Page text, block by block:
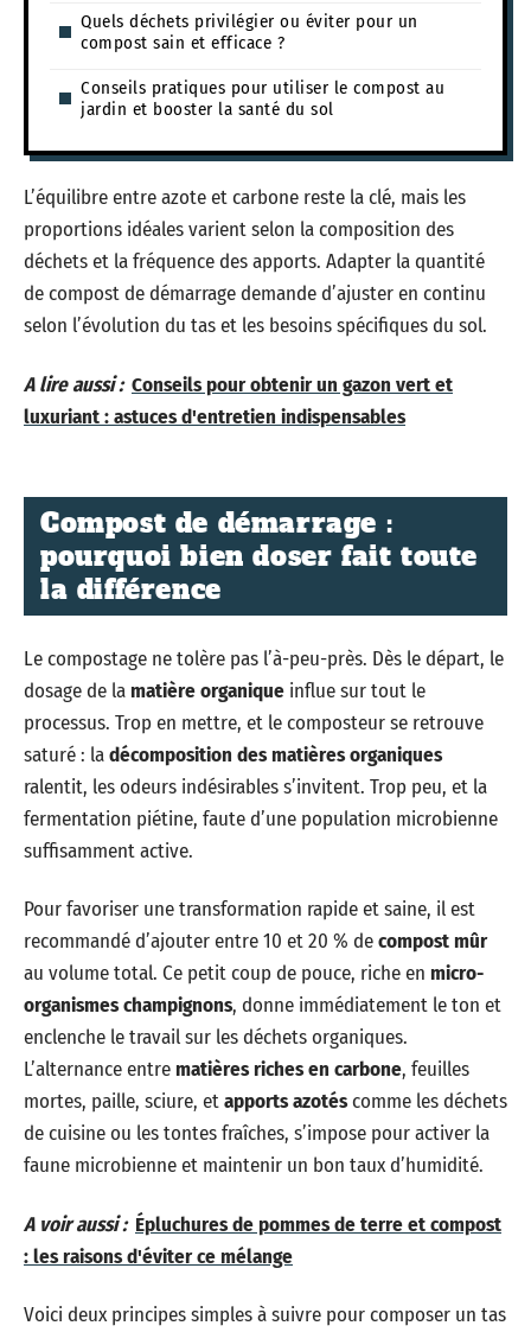
Quels déchets privilégier ou éviter pour un
compost sain et efficace ?
Conseils pratiques pour utiliser le compost au
jardin et booster la santé du sol
L’équilibre entre azote et carbone reste la clé, mais les
proportions idéales varient selon la composition des
déchets et la fréquence des apports. Adapter la quantité
de compost de démarrage demande d’ajuster en continu
selon l’évolution du tas et les besoins spécifiques du sol.
A lire aussi : Conseils pour obtenir un gazon vert et
luxuriant : astuces d'entretien indispensables
Compost de démarrage :
pourquoi bien doser fait toute
la différence
Le compostage ne tolère pas l’à-peu-près. Dès le départ, le
dosage de lamatière organique influe sur tout le
processus. Trop en mettre, et le composteur se retrouve
saturé : ladécomposition des matières organiques
ralentit, les odeurs indésirables s’invitent. Trop peu, et la
fermentation piétine, faute d’une population microbienne
suffisamment active.
Pour favoriser une transformation rapide et saine, il est
recommandé d’ajouter entre 10 et 20 % decompost mûr
au volume total. Ce petit coup de pouce, riche en micro-
organismes champignons, donne immédiatement le ton et
enclenche le travail sur les déchets organiques.
L’alternance entrematières riches en carbone, feuilles
mortes, paille, sciure, etapports azotéscomme les déchets
de cuisine ou les tontes fraîches, s’impose pour activer la
faune microbienne et maintenir un bon taux d’humidité.
A voir aussi : Épluchures de pommes de terre et compost
: les raisons d'éviter ce mélange
Voici deux principes simples à suivre pour composer un tas